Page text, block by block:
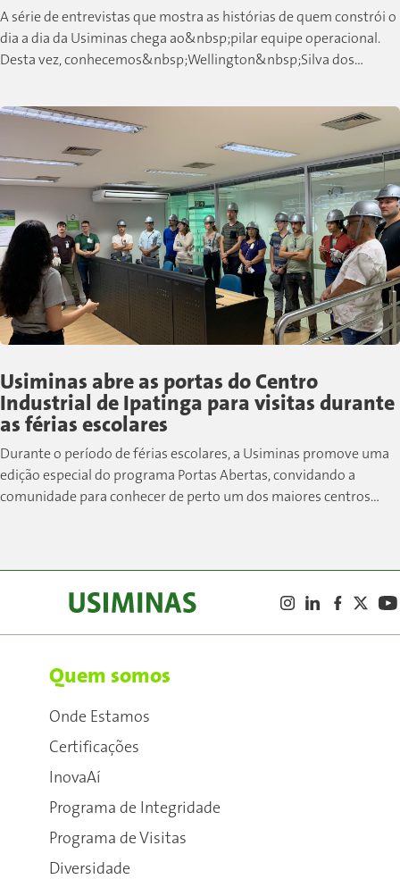
A série de entrevistas que mostra as histórias de quem constrói o
dia a dia da Usiminas chega ao&nbsp;pilar equipe operacional.
Desta vez, conhecemos&nbsp;Wellington&nbsp;Silva dos
Usiminas abre as portas do Centro
Industrial de Ipatinga para visitas durante
as férias escolares
Durante o período de férias escolares, a Usiminas promove uma
edição especial do programa Portas Abertas, convidando a
comunidade para conhecer de perto um dos maiores centros
Quem somos
Onde Estamos
Certificações
InovaAí
Programa de Integridade
Programa de Visitas
Diversidade